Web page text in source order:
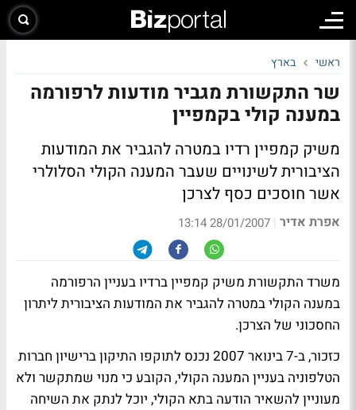
ראשי בארץ
שר התקשורת מגביר מודעות לרפורמה
במענה קולי בקמפיין
משיק קמפיין רדיו במטרה להגביר את המודעות
הציבורית לשינויים שעבר המענה הקולי הסלולרי
אשר חוסכים כסף לצרכן
אפרת אדיר |
28/01/2007 13:14
משרד התקשורת משיק קמפיין ברדיו בעניין הרפורמה
במענה הקולי במטרה להגביר את המודעות הציבורית ליתרון
החסכוני של הצרכן.
כזכור, ב-7 בינואר 2007 נכנס לתוקפו התיקון ברישיון חברות
הטלפוניה בעניין המענה הקולי, הקובע כי מנוי שמתקשר ולא
מעוניין להשאיר הודעה בתא הקולי, יוכל לנתק את השיחה